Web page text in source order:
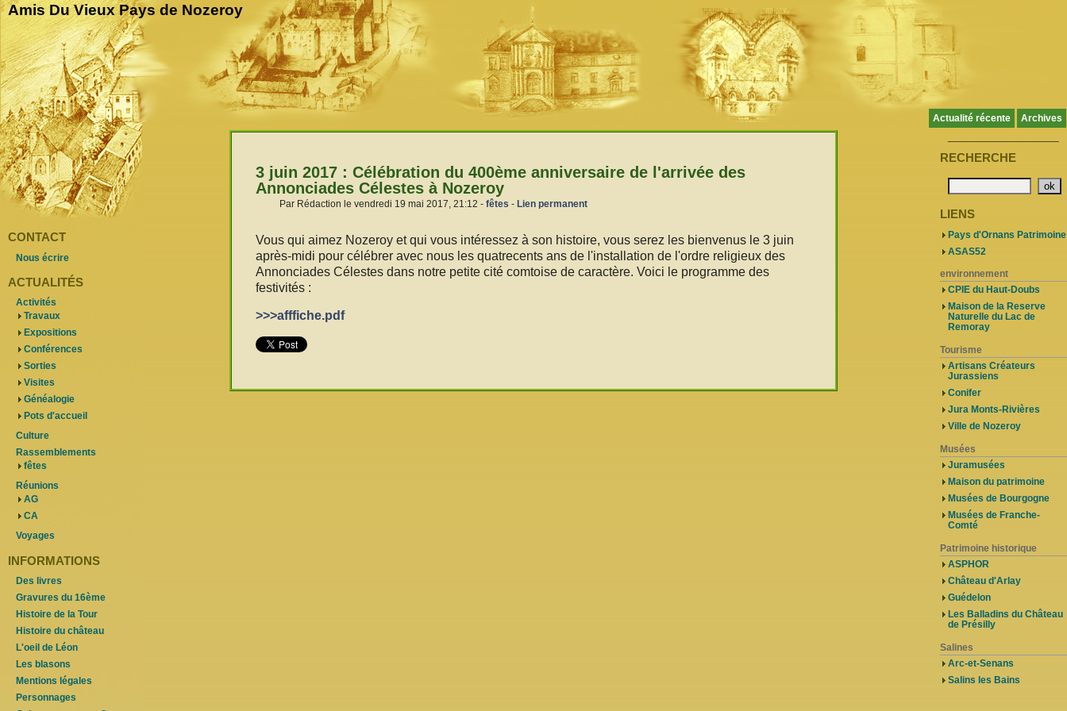
Amis Du Vieux Pays de Nozeroy
Actualité récente Archives
3 juin 2017 : Célébration du 400ème anniversaire de l'arrivée des
Annonciades Célestes à Nozeroy
Par Rédaction le vendredi 19 mai 2017, 21:12 - fêtes - Lien permanent
Vous qui aimez Nozeroy et qui vous intéressez à son histoire, vous serez les bienvenus le 3 juin
après-midi pour célébrer avec nous les quatrecents ans de l'installation de l'ordre religieux des
Annonciades Célestes dans notre petite cité comtoise de caractère. Voici le programme des
festivités :
>>>afffiche.pdf
CONTACT
Nous écrire
ACTUALITÉS
Activités
Travaux
Expositions
Conférences
Sorties
Visites
Généalogie
Pots d'accueil
Culture
Rassemblements
fêtes
Réunions
AG
CA
Voyages
INFORMATIONS
Des livres
Gravures du 16ème
Histoire de la Tour
Histoire du château
L'oeil de Léon
Les blasons
Mentions légales
Personnages
RECHERCHE
LIENS
Pays d'Ornans Patrimoine
ASAS52
environnement
CPIE du Haut-Doubs
Maison de la Reserve
Naturelle du Lac de
Remoray
Tourisme
Artisans Créateurs
Jurassiens
Conifer
Jura Monts-Rivières
Ville de Nozeroy
Musées
Juramusées
Maison du patrimoine
Musées de Bourgogne
Musées de Franche-
Comté
Patrimoine historique
ASPHOR
Château d'Arlay
Guédelon
Les Balladins du Château
de Présilly
Salines
Arc-et-Senans
Salins les Bains